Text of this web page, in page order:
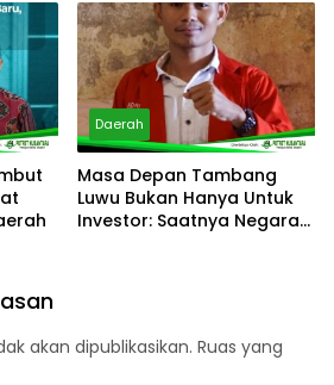
Daerah
Masa Depan Tambang
Luwu Bukan Hanya Untuk
Investor: Saatnya Negara
akan dipublikasikan. Ruas yang